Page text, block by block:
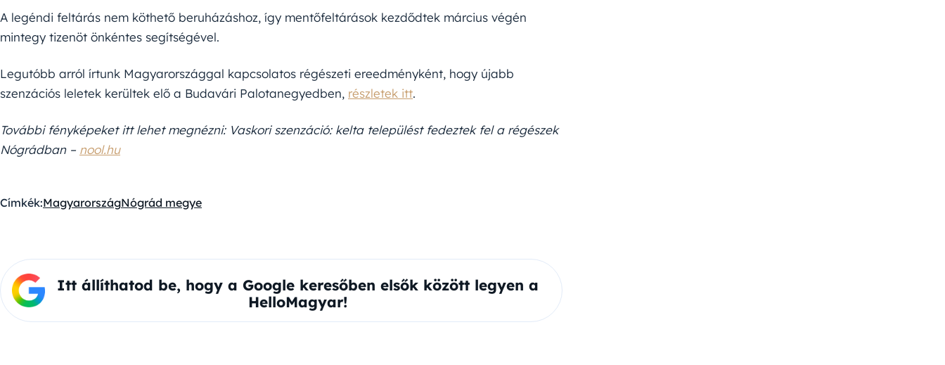
A legéndi feltárás nem köthető beruházáshoz, így mentőfeltárások kezdődtek március végén
mintegy tizenöt önkéntes segítségével.
Legutóbb arról írtunk Magyarországgal kapcsolatos régészeti ereedményként, hogy újabb
szenzációs leletek kerültek elő a Budavári Palotanegyedben, részletek itt.
További fényképeket itt lehet megnézni: Vaskori szenzáció: kelta települést fedeztek fel a régészek
Nógrádban – nool.hu
Címkék:MagyarországNógrád megye
Itt állíthatod be, hogy a Google keresőben elsők között legyen a
HelloMagyar!